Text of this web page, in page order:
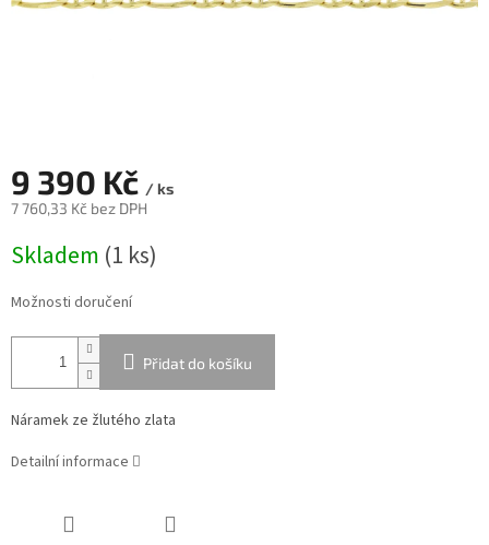
9 390 Kč / ks
7 760,33 Kč bez DPH
cena:
Skladem (1 ks)
Možnosti doručení
Přidat do košíku
Náramek ze žlutého zlata
Detailní informace